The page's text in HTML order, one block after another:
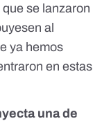
se lanzaron
al
ya hemos
en estas
una de